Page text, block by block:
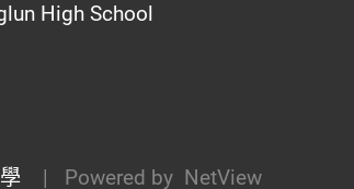
High School
| Powered by NetView